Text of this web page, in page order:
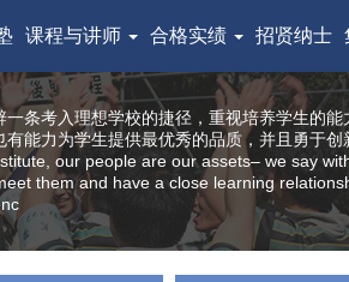
课程与讲师 合格实绩 招贤纳士
条考入理想学校的捷径，重视培养学生的
能力为学生提供最优秀的品质，并且勇于创
our people are our assets– we say
them and have a close learning